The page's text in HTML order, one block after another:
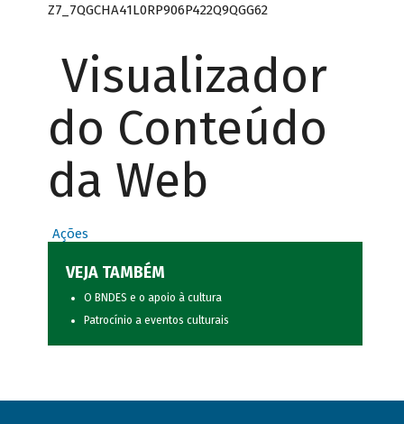
Z7_7QGCHA41L0RP906P422Q9QGG62
Visualizador
do Conteúdo
da Web
Ações
VEJA TAMBÉM
O BNDES e o apoio à cultura
Patrocínio a eventos culturais